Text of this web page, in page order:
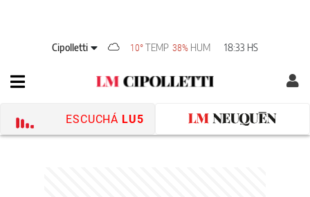
Cipolletti 10° TEMP 38% HUM 18:33 HS
ESCUCHÁ LU5